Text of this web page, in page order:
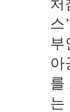
처
스
부
아
를
는